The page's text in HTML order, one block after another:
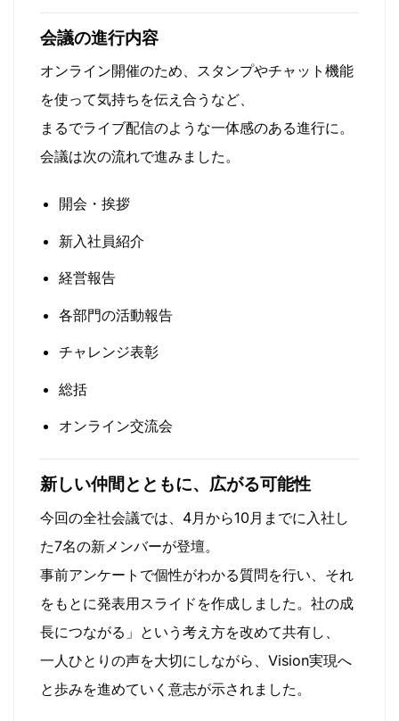
会議の進行内容
オンライン開催のため、スタンプやチャット機能
を使って気持ちを伝え合うなど、
まるでライブ配信のような一体感のある進行に。
会議は次の流れで進みました。
開会・挨拶
新入社員紹介
経営報告
各部門の活動報告
チャレンジ表彰
総括
オンライン交流会
新しい仲間とともに、広がる可能性
今回の全社会議では、4月から10月までに入社し
た7名の新メンバーが登壇。
事前アンケートで個性がわかる質問を行い、それ
をもとに発表用スライドを作成しました。社の成
長につながる」という考え方を改めて共有し、
一人ひとりの声を大切にしながら、Vision実現へ
と歩みを進めていく意志が示されました。